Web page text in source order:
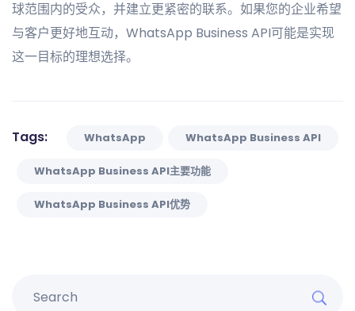
球范围内的受众，并建立更紧密的联系。如果您的企业希望
与客户更好地互动，WhatsApp Business API可能是实现
这一目标的理想选择。
Tags: WhatsApp WhatsApp Business API
WhatsApp Business API主要功能
WhatsApp Business API优势